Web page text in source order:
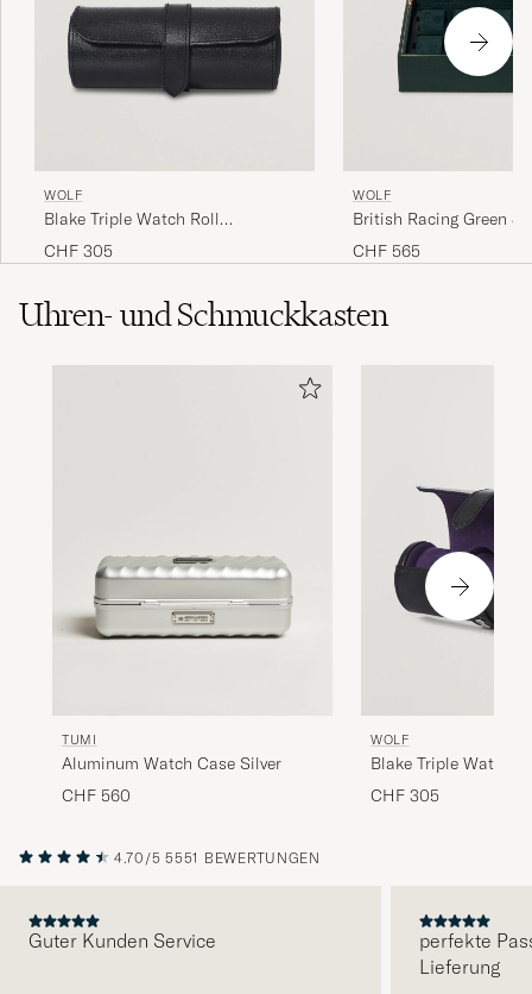
WOLF
Blake Triple Watch Roll
Black/Purple
CHF 305
WOLF
British Racing Green 8
Watch Box
CHF 565
Uhren- und Schmuckkasten
TUMI
Aluminum Watch Case Silver
CHF 560
WOLF
Blake Triple Watch
Black/Purple
CHF 305
4.70/5 5551 BEWERTUNGEN
Guter Kunden Service
perfekte
Lieferung